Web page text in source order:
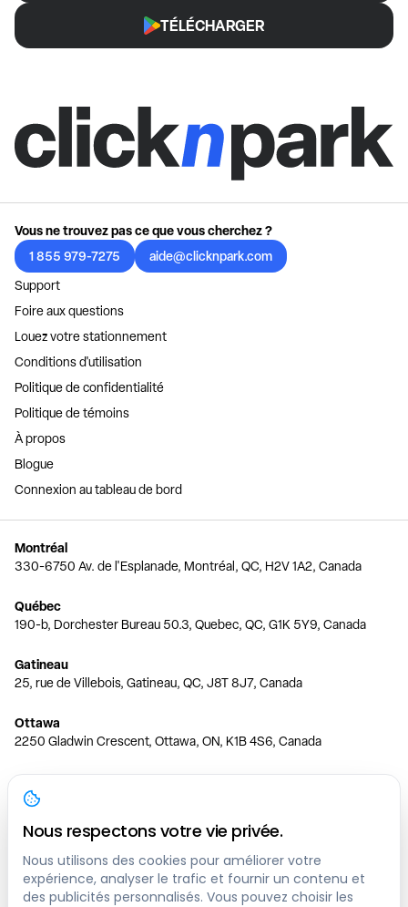
TÉLÉCHARGER
Vous ne trouvez pas ce que vous cherchez ?
1 855 979-7275
aide@clicknpark.com
Support
Foire aux questions
Louez votre stationnement
Conditions d'utilisation
Politique de confidentialité
Politique de témoins
À propos
Blogue
Connexion au tableau de bord
Montréal
330-6750 Av. de l'Esplanade, Montréal, QC, H2V 1A2, Canada
Québec
190-b, Dorchester Bureau 50.3, Quebec, QC, G1K 5Y9, Canada
Gatineau
25, rue de Villebois, Gatineau, QC, J8T 8J7, Canada
Ottawa
2250 Gladwin Crescent, Ottawa, ON, K1B 4S6, Canada
Toronto
150 Ferrand Dr, 6th Floor, Toronto, ON, M3C 3E5, Canada
Vancouver
1200 W 73rd Ave #1415, Vancouver, BC, V6P 6G5, Canada
Calgary
Nous respectons votre vie privée.
Nous utilisons des cookies pour améliorer votre
expérience, analyser le trafic et fournir un contenu et
des publicités personnalisés. Vous pouvez choisir les